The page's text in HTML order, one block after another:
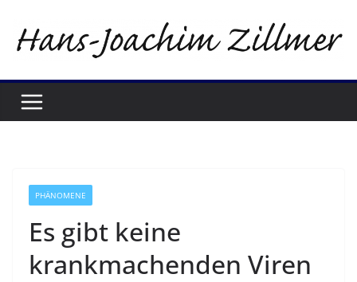
Inhalt
springen
PHÄNOMENE
Es gibt keine
krankmachenden Viren